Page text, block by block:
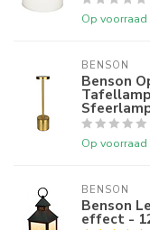
Op voorraad
BENSON
Benson
Op voorraad
BENSON
Benson
effect -